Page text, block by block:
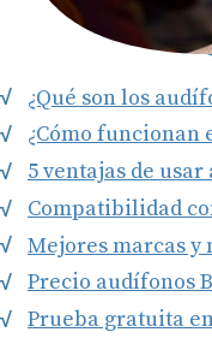
¿Qué son los
¿Cómo funcionan
5 ventajas de
Compatibilidad
Mejores marcas y
Precio audífonos
Prueba gratuita